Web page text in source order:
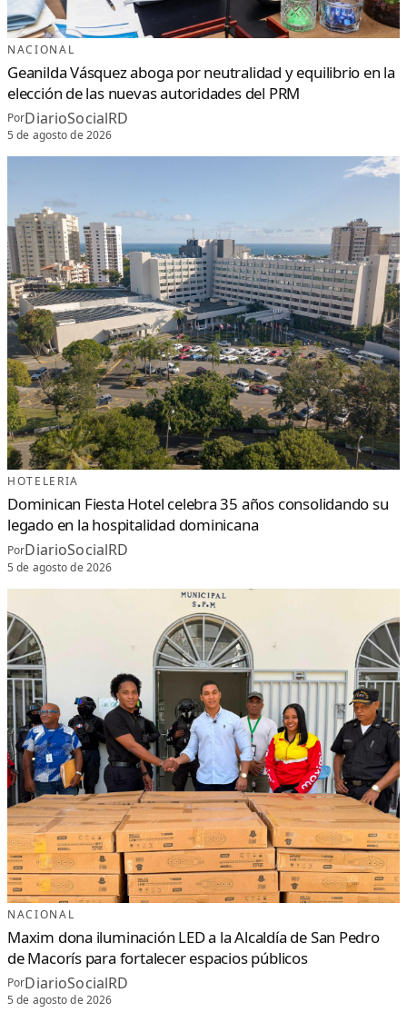
NACIONAL
Geanilda Vásquez aboga por neutralidad y equilibrio en la
elección de las nuevas autoridades del PRM
PorDiarioSocialRD
5 de agosto de 2026
HOTELERIA
Dominican Fiesta Hotel celebra 35 años consolidando su
legado en la hospitalidad dominicana
PorDiarioSocialRD
5 de agosto de 2026
NACIONAL
Maxim dona iluminación LED a la Alcaldía de San Pedro
de Macorís para fortalecer espacios públicos
PorDiarioSocialRD
5 de agosto de 2026